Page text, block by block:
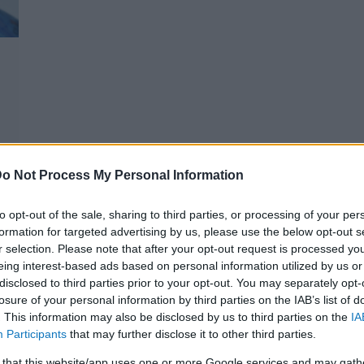
Not Process My Personal Information
opt-out of the sale, sharing to third parties, or processing of your
for targeted advertising by us, please use the below opt-out
selection. Please note that after your opt-out request is processed
interest-based ads based on personal information utilized by us
to third parties prior to your opt-out. You may separately
of your personal information by third parties on the IAB’s list of
This information may also be disclosed by us to third parties on the
Participants that may further disclose it to other third parties.